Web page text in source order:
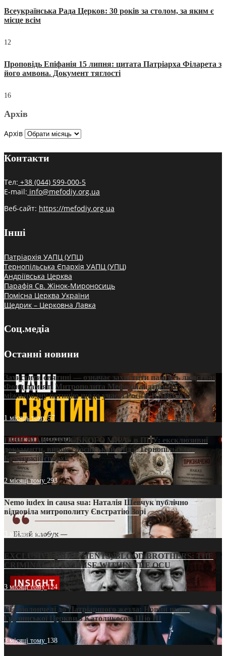
Всеукраїнська Рада Церков: 30 років за столом, за яким є
місце всім
12
Проповідь Епіфанія 15 липня: цитата Патріарха Філарета з
його амвона. Документ тяглості
16
Архів
Архів
Контакти
Тел: +38 (044) 599-000-5
E-mail: info@mefodiy.org.ua
Веб-сайт: https://mefodiy.org.ua
Інші
Патріархія УАПЦ (УПЦ)
Тернопільська Єпархія УАПЦ (УПЦ)
Андріївська Церква
Парафія Св. Жінок-Мироносиць
Помісна Церква України
Щедрик – Церковна Лавка
Соц.медіа
Останні новини
Захистити святині — означає захистити пам’ять людства:
Фонд пам’яті Митрополита Мефодія підтримує
міжнародну петицію щодо участі Росії в ЮНЕСКО
1 місяць тому57
ПРИСМАК «РУССЬКОГО МІРА» в ПЦУ: ексклюзивні
документи, вирок і російський слід у Тернопільсько-
Бучацькій єпархії
2 місяці тому 293
Nemo iudex in causa sua: Наталія Шевчук публічно
відповіла митрополиту Євстратію Зорі
3 місяці тому212
EXCLUSIVE (DOCUMENTS)/BLOOD BROTHERS: THE
CRIMINAL FRANCHISE WITHIN THE OCU
3 місяці тому124
Від віолончелі до Патріаршого жезла: Новий шлях
Грузинської Церкви з Католикосом Шіо III
3 місяці тому 138